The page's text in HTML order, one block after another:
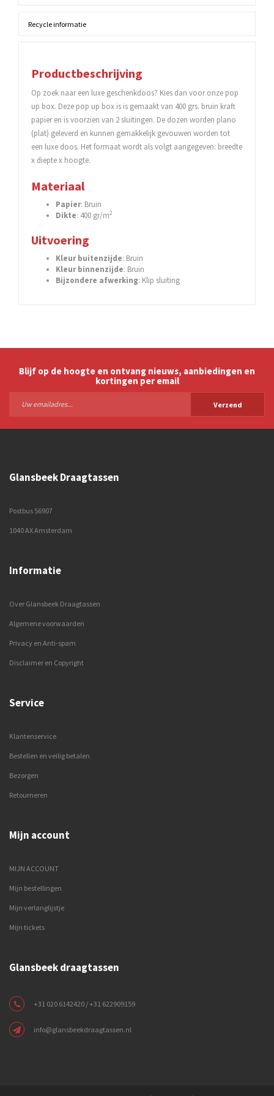
Recycle informatie
Productbeschrijving
Op zoek naar een luxe geschenkdoos? Kies dan voor onze pop
up box. Deze pop up box is is gemaakt van 400 grs. bruin kraft
papier en is voorzien van 2 sluitingen. De dozen worden plano
(plat) geleverd en kunnen gemakkelijk gevouwen worden tot
een luxe doos. Het formaat wordt als volgt aangegeven: breedte
x diepte x hoogte.
Materiaal
Papier: Bruin
Dikte: 400 gr/m2
Uitvoering
Kleur buitenzijde: Bruin
Kleur binnenzijde: Bruin
Bijzondere afwerking: Klip sluiting
Blijf op de hoogte en ontvang nieuws, aanbiedingen en
kortingen per email
Verzend
Glansbeek Draagtassen
Postbus 56907
1040 AX Amsterdam
Informatie
Over Glansbeek Draagtassen
Algemene voorwaarden
Privacy en Anti-spam
Disclaimer en Copyright
Service
Klantenservice
Bestellen en veilig betalen
Bezorgen
Retourneren
Mijn account
MIJN ACCOUNT
Mijn bestellingen
Mijn verlanglijstje
Mijn tickets
Glansbeek draagtassen
+31 020 6142420 / +31 622909159
info@glansbeekdraagtassen.nl